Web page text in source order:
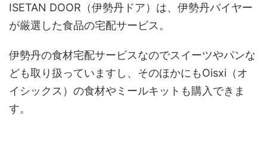
ISETAN DOOR（伊勢丹ドア）は、伊勢丹バイヤー
が厳選した食品の宅配サービス。
伊勢丹の食材宅配サービスなのでスイーツやパンな
ども取り扱っていますし、そのほかにもOisxi（オ
イシックス）の食材やミールキットも購入できま
す。